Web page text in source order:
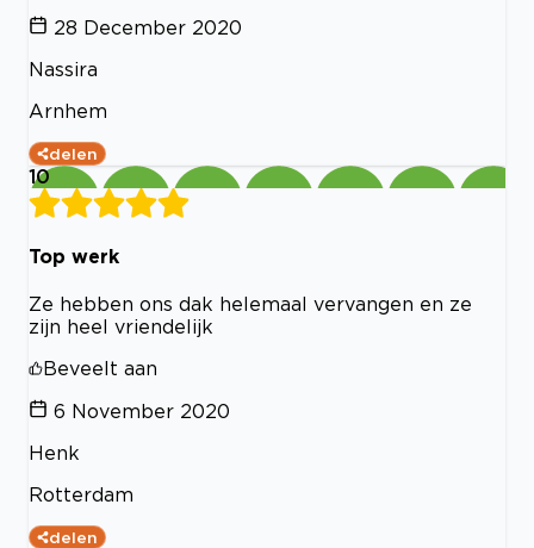
28 December 2020
Nassira
Arnhem
delen
10
Top werk
Ze hebben ons dak helemaal vervangen en ze
zijn heel vriendelijk
Beveelt aan
6 November 2020
Henk
Rotterdam
delen